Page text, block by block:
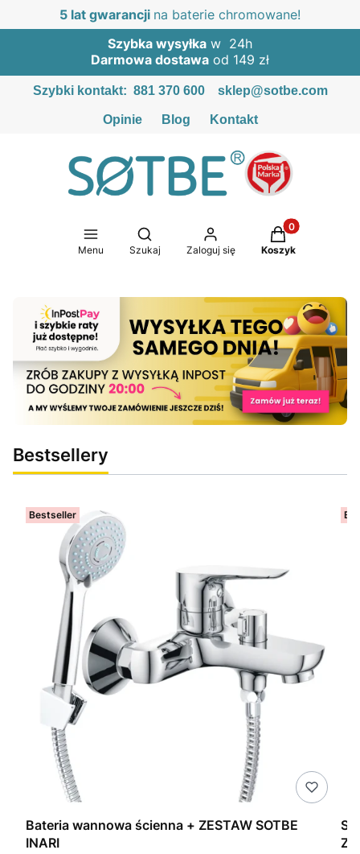
5 lat gwarancji na baterie chromowane!
Szybka wysyłka w 24h
Darmowa dostawa od 149 zł
Szybki kontakt: 881 370 600 sklep@sotbe.com
Opinie Blog Kontakt
Menu
Otwórz wyszukiwarkę
Szukaj Zaloguj się
Produkty w
Koszyk
Bestsellery
Bestseller
Bateria wannowa ścienna + ZESTAW SOTBE
INARI